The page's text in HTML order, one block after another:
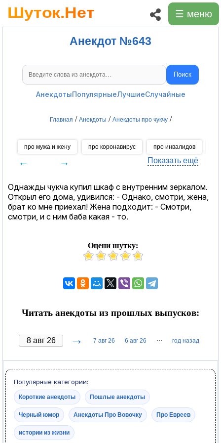
☰ меню
Анекдот №643
Поиск анекдотов Поиск
АнекдотыПопулярныеЛучшиеСлучайные
Главная / Анекдоты / Анекдоты про чукчу/
про мужа и жену про коронавирус про инвалидов
← → Показать ещё
Однажды чукча купил шкаф с внутренним зеркалом.
Открыл его дома, удивился: - Однако, смотри, жена,
брат ко мне приехал! Жена подходит: - Смотри,
смотри, и с ним баба какая - то.
Оцени шутку:
Читать анекдоты из прошлых выпусков:
→ 7 авг 26 6 авг 26 ··· год назад
Популярные категории:
Короткие анекдоты Пошлые анекдоты
Черный юмор Анекдоты Про Вовочку Про Евреев
истории из жизни